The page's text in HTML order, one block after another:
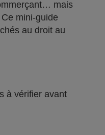
mais
mini-guide
au droit au
à vérifier avant